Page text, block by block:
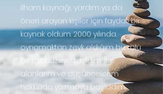
ilham kaynağı, yardım ya da
öneri arayan kişiler için faydalı bir
kaynak oldum. 2000 yılında,
oynamaktan zevk aldığım bu rolü
bir üst düzeye taşıdım. İlgi
alanlarım ve düşüncelerim
hakkında yazmaya başladım.